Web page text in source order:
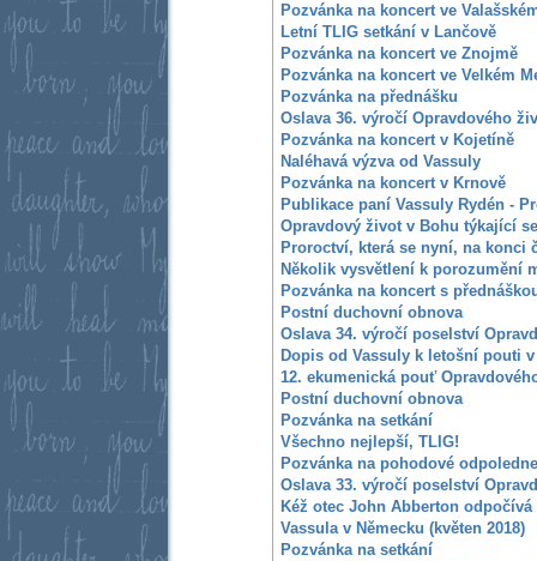
Pozvánka na koncert ve
Letní TLIG setkání v Lančově
Pozvánka na koncert ve Znojmě
Pozvánka na koncert ve Velkém
Pozvánka na přednášku
Oslava 36. výročí Opravdového
Pozvánka na koncert v Kojetíně
Naléhavá výzva od Vassuly
Pozvánka na koncert v Krnově
Publikace paní Vassuly Rydén -
Opravdový život v Bohu týkající
Proroctví, která se nyní, na konci
Několik vysvětlení k porozumění
Pozvánka na koncert s
Postní duchovní obnova
Oslava 34. výročí poselství
Dopis od Vassuly k letošní pouti v
12. ekumenická pouť
Postní duchovní obnova
Pozvánka na setkání
Všechno nejlepší, TLIG!
Pozvánka na pohodové odpoledne
Oslava 33. výročí poselství
Kéž otec John Abberton
Vassula v Německu (květen 2018)
Pozvánka na setkání